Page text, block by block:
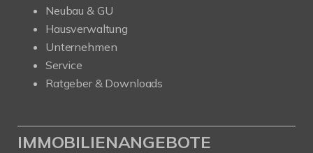
Neubau & GU
Hausverwaltung
Unternehmen
Service
Ratgeber & Downloads
IMMOBILIENANGEBOTE